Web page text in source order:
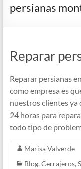
persianas
Reparar
Reparar persianas
como empresa es
nuestros clientes ya
24 horas para
todo tipo de
Marisa Valverde
Blog,Cerrajeros,